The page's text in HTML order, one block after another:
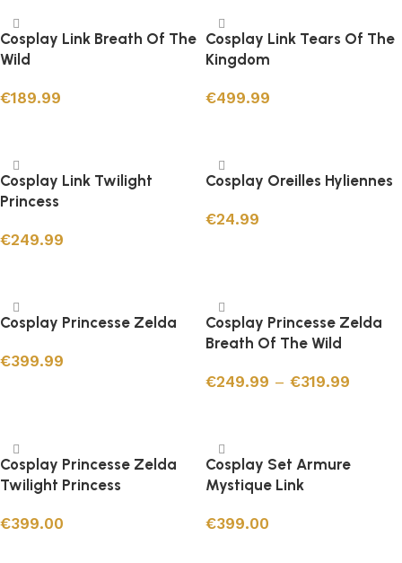
Cosplay Link Breath Of The
Wild
€189.99
Cosplay Link Tears Of The
Kingdom
€499.99
Cosplay Link Twilight
Princess
€249.99
Cosplay Oreilles Hyliennes
€24.99
Cosplay Princesse Zelda
€399.99
Cosplay Princesse Zelda
Breath Of The Wild
€249.99 – €319.99
Cosplay Princesse Zelda
Twilight Princess
€399.00
Cosplay Set Armure
Mystique Link
€399.00